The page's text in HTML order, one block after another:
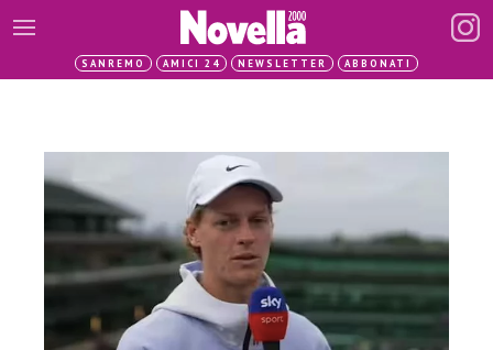
SANREMO AMICI 24 NEWSLETTER ABBONATI